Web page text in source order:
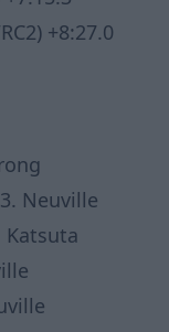
+8:27.0
Neuville
Katsuta